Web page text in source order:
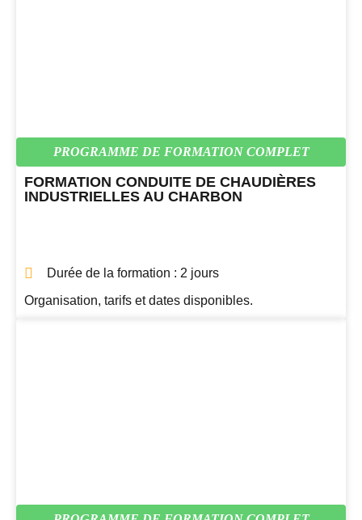
PROGRAMME DE FORMATION COMPLET
FORMATION CONDUITE DE CHAUDIÈRES
INDUSTRIELLES AU CHARBON
Durée de la formation : 2 jours
Organisation, tarifs et dates disponibles.